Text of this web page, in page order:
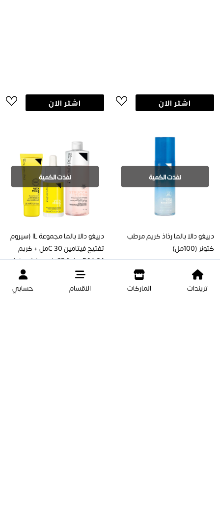
تريندات الماركات الاقسام حسابي
اشتر الان اشتر الان
نفذت الكمية
دييغو دالا بالما رذاذ كريم مرطب
كتونر (100مل)
نفذت الكمية
دييغو دالا بالما مجموعة IL (سيروم
تفتيح فيتامين C 30مل + كريم
B&A 24 ساعة 25مل + مزيل مكياج